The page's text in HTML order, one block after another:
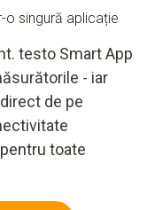
o singură aplicație
testo Smart App
- iar
de pe
toate